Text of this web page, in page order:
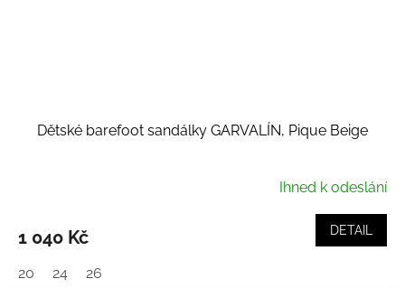
Dětské barefoot sandálky GARVALÍN, Pique Beige
Ihned k odeslání
1 040 Kč DETAIL
20 24 26